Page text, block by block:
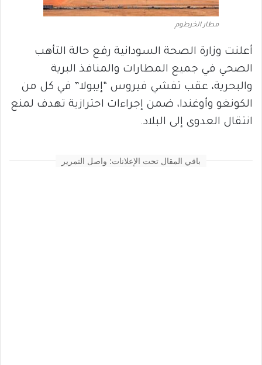
مطار الخرطوم
أعلنت وزارة الصحة السودانية رفع حالة التأهب
الصحي في جميع المطارات والمنافذ البرية
والبحرية، عقب تفشي فيروس “إيبولا” في كل من
الكونغو وأوغندا، ضمن إجراءات احترازية تهدف لمنع
انتقال العدوى إلى البلاد.
باقي المقال تحت الإعلانات: واصل التمرير